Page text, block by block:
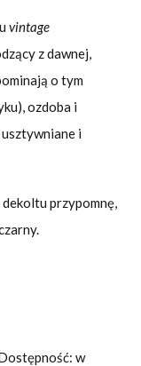
vintage
z dawnej,
o tym
ozdoba i
i
przypomnę,
w